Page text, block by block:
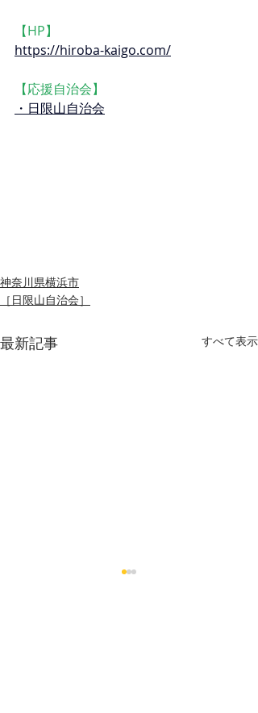
【HP】
https://hiroba-kaigo.com/
【応援自治会】
・日限山自治会
神奈川県横浜市
［日限山自治会］
最新記事 すべて表示